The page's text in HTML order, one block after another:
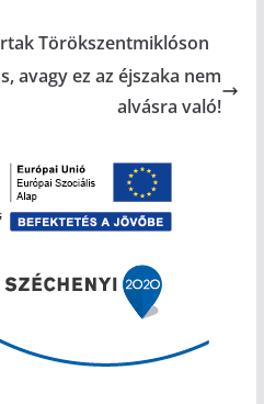
Törökszentmiklóson
avagy ez az éjszaka nem
alvásra való!